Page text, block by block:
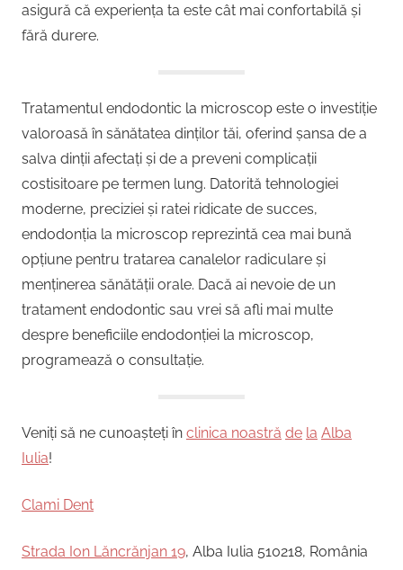
asigură că experiența ta este cât mai confortabilă și
fără durere.
Tratamentul endodontic la microscop este o investiție
valoroasă în sănătatea dinților tăi, oferind șansa de a
salva dinții afectați și de a preveni complicații
costisitoare pe termen lung. Datorită tehnologiei
moderne, preciziei și ratei ridicate de succes,
endodonția la microscop reprezintă cea mai bună
opțiune pentru tratarea canalelor radiculare și
menținerea sănătății orale. Dacă ai nevoie de un
tratament endodontic sau vrei să afli mai multe
despre beneficiile endodonției la microscop,
programează o consultație.
Veniți să ne cunoașteți în clinica noastră de la Alba
Iulia!
Clami Dent
Strada Ion Lăncrănjan 19, Alba Iulia 510218, România